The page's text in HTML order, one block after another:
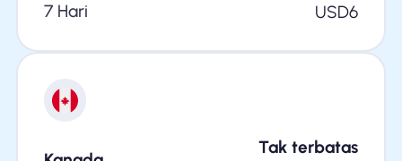
7 Hari
USD6
Tak terbatas